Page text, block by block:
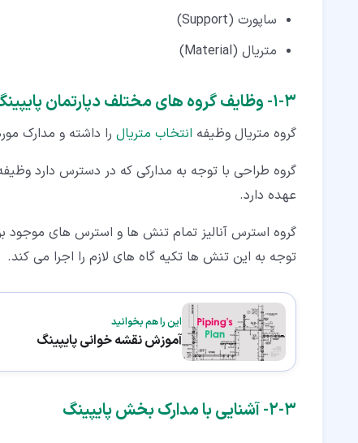
ساپورت (Support)
متریال (Material)
۳‏-‏۱‏- وظایف گروه های مختلف دپارتمان پایپینگ
گروه متریال وظیفه انتخاب متریال را داشته و مدارک
گروه طراحی با توجه به مدارکی که در دسترس دارد
عهده دارد.
گروه استرس آنالیز تمام تنش ها و استرس های موجود
توجه به این تنش ها تکیه گاه های لازم را اجرا می کند.
این را هم بخوانید
آموزش نقشه خوانی پایپینگ
۳‏-‏۲‏- آشنایی با مدارک بخش پایپینگ